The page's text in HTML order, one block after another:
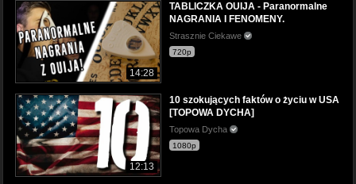
14:28
TABLICZKA OUIJA - Paranormalne
NAGRANIA I FENOMENY.
Strasznie Ciekawe
720p
12:13
10 szokujących faktów o życiu w USA
[TOPOWA DYCHA]
Topowa Dycha
1080p